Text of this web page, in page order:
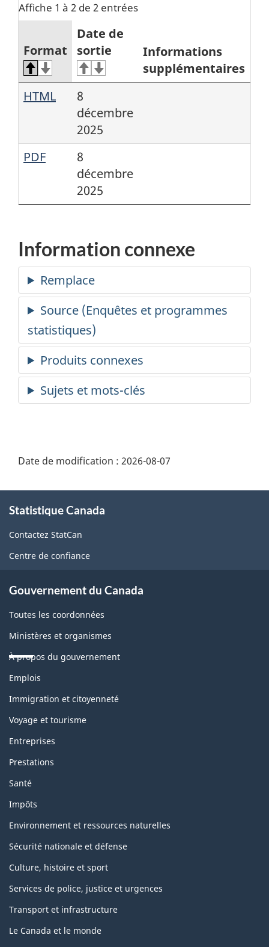
Affiche 1 à 2 de 2 entrées
Format
Date de
sortie
Informations
supplémentaires
HTML
8
décembre
2025
PDF
8
décembre
2025
Information connexe
Date de modification : 2026-08-07
propos
de
ce
Statistique Canada
Contactez StatCan
Centre de confiance
Gouvernement du Canada
Toutes les coordonnées
Ministères et organismes
À propos du gouvernement
Thèmes
sujets
Emplois
Immigration et citoyenneté
Voyage et tourisme
Entreprises
Prestations
Santé
Impôts
Environnement et ressources naturelles
Sécurité nationale et défense
Culture, histoire et sport
Services de police, justice et urgences
Transport et infrastructure
Le Canada et le monde